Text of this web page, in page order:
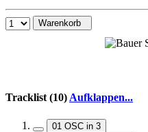
Warenkorb
Tracklist (10)Aufklappen...
01 OSC in 3